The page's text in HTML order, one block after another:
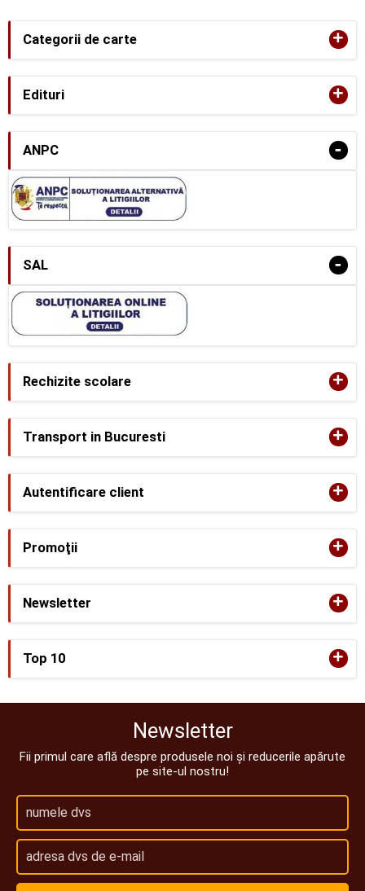
Categorii de carte +
Edituri +
ANPC -
SAL -
Rechizite scolare +
Transport in Bucuresti +
Autentificare client +
Promoţii +
Newsletter +
Top 10 +
Newsletter
Fii primul care află despre produsele noi și reducerile apărute
pe site-ul nostru!